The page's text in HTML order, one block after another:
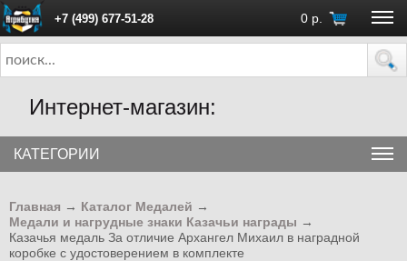
+7 (499) 677-51-28 0 р.
ПН - ПТ с 10:00 до 18:00 (Москва)
Интернет-магазин:
КАТЕГОРИИ
Главная → Каталог Медалей →
Медали и нагрудные знаки Казачьи награды →
Казачья медаль За отличие Архангел Михаил в наградной
коробке с удостоверением в комплекте